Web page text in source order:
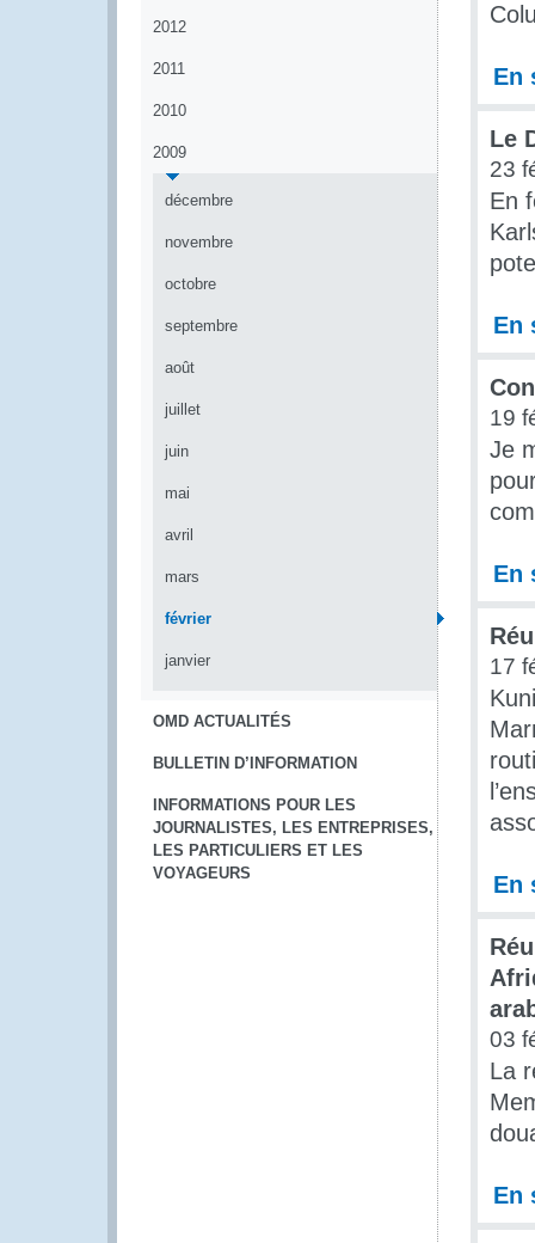
2012
2011
2010
2009
décembre
novembre
octobre
septembre
août
juillet
juin
mai
avril
mars
février
janvier
OMD ACTUALITÉS
BULLETIN D’INFORMATION
INFORMATIONS POUR LES
JOURNALISTES, LES ENTREPRISES,
LES PARTICULIERS ET LES
VOYAGEURS
En
Le
23
En
En
19
Je
En
17
En
03
La
En